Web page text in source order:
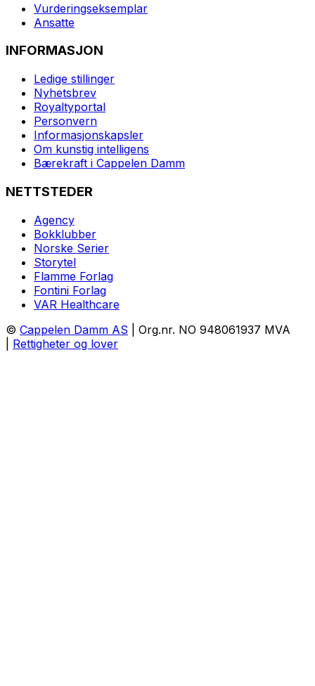
Vurderingseksemplar
Ansatte
INFORMASJON
Ledige stillinger
Nyhetsbrev
Royaltyportal
Personvern
Informasjonskapsler
Om kunstig intelligens
Bærekraft i Cappelen Damm
NETTSTEDER
Agency
Bokklubber
Norske Serier
Storytel
Flamme Forlag
Fontini Forlag
VAR Healthcare
© Cappelen Damm AS | Org.nr. NO 948061937 MVA
Rettigheter og lover